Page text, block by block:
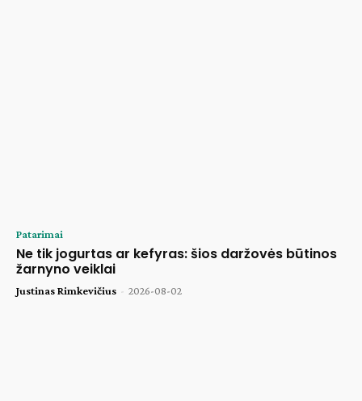
Patarimai
Ne tik jogurtas ar kefyras: šios daržovės būtinos
žarnyno veiklai
Justinas Rimkevičius - 2026-08-02